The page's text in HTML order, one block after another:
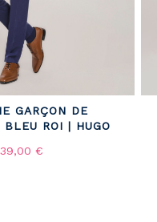
GARÇON DE
BLEU ROI | HUGO
€